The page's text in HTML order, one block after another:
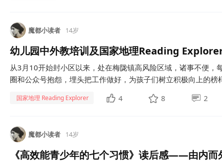
魔都小读者 14岁
幼儿园中外教培训及国家地理Reading
从3月10开始封小区以来，处在梅陇镇高风险区域，诸事不便
圈和公众号抱怨，埋头把工作做好，为孩子们树立积极向上的
国家地理 Reading Explorer 4 8 2
魔都小读者 14岁
《高效能青少年的七个习惯》读后感——由内而